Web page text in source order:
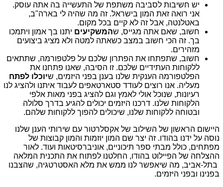
יש חשיבות לסביבה משתפת של התעשייה בה אתה עוסק.
אני רואה זאת המון בישראל. זה מה שהיה לי בארה"ב,
באטלנטה, אבל זה לא קיים בכל מקום.
חשוב, שאם אתה מגייס, שהמשקיעים יתנו בך אמון ויתמכו
בך. זה הכי חשוב במצב כשאתה למטה ולא מציג ביצועים
מזהירים.
חשוב, שתפתחו את הפתרון שלכם על פלטפורמה, שתתאים
ללקוחות העתידיים שלכם. זו הסיבה, שאנו פתחנו את
הפלטפורמה הענקית שלנו בענן בפני היזמים, שיוכלו לפתח
מעליה. אנו רוצים לעודד סטארטאפים לעבוד איתנו ולהציג לנו
רעיונות, שנוכל אולי לאמץ וגם להציג בפני מאות אלפי
הלקוחות שלנו. דרכנו היזמים יכולים להגיע בדרך סלולה
ובטוחה ללקוחות שלנו, שיכולים להפוך ללקוחות שלהם.
היישום הראשון של השילוב של אקסלרטור עם שירותי הענן שלנו
נוסה על ידנו בהודו. זה יצר שם המון יוזמות והמון קבוצות של
מפתחים, כולל מבתי ספר תיכוניים, אוניברסיטאות ועוד. לאור
ההצלחה של הפיילוט בהודו, החלטנו לפתוח את התכנית המלאה
בתל-אביב, מה שיאפשר לנו ממש את מלא האסטרטגיה, שהצבנו
בפנינו ובפני היזמים.